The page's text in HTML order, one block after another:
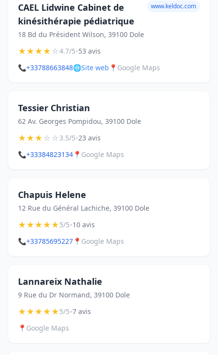
CAEL Lidwine Cabinet de
kinésithérapie pédiatrique
18 Bd du Président Wilson, 39100 Dole
www.keldoc.com
★★★★☆4.7/5•53 avis
📞+33788663848🌐Site web 📍 Google Maps
Tessier Christian
62 Av. Georges Pompidou, 39100 Dole
★★★☆☆3.5/5•23 avis
📞+33384823134 📍 Google Maps
Chapuis Helene
12 Rue du Général Lachiche, 39100 Dole
★★★★★5/5•10 avis
📞+33785695227 📍 Google Maps
Lannareix Nathalie
9 Rue du Dr Normand, 39100 Dole
★★★★★5/5•7 avis
📍 Google Maps